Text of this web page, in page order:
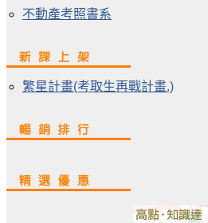
不動產考照書系
繁星計畫(考取生再戰計畫.)